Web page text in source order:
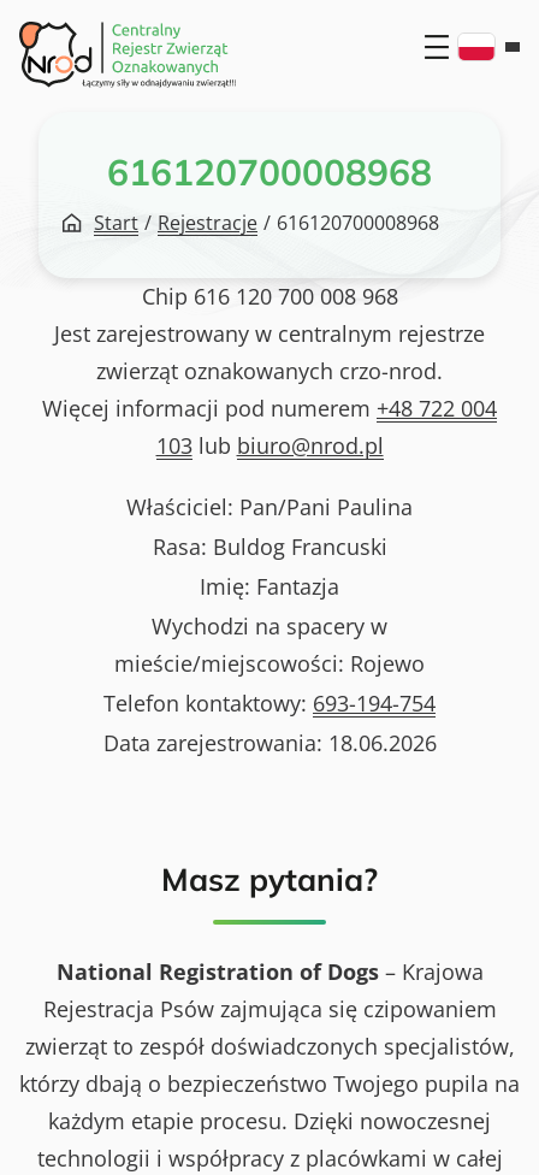
Przejdź
do
treści
616120700008968
Start / Rejestracje / 616120700008968
Chip 616 120 700 008 968
Jest zarejestrowany w centralnym rejestrze
zwierząt oznakowanych crzo-nrod.
Więcej informacji pod numerem +48 722 004
103lub biuro@nrod.pl
Właściciel: Pan/Pani Paulina
Rasa: Buldog Francuski
Imię: Fantazja
Wychodzi na spacery w
mieście/miejscowości: Rojewo
Telefon kontaktowy: 693-194-754
Data zarejestrowania: 18.06.2026
Masz pytania?
National Registration of Dogs– Krajowa
Rejestracja Psów zajmująca się czipowaniem
zwierząt to zespół doświadczonych specjalistów,
którzy dbają o bezpieczeństwo Twojego pupila na
każdym etapie procesu. Dzięki nowoczesnej
technologii i współpracy z placówkami w całej